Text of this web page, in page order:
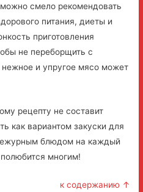
смело рекомендовать
питания, диеты и
приготовления
не переборщить с
нежное и упругое мясо может
рецепту не составит
как вариантом закуски для
блюдом на каждый
многим!
к содержанию ↑